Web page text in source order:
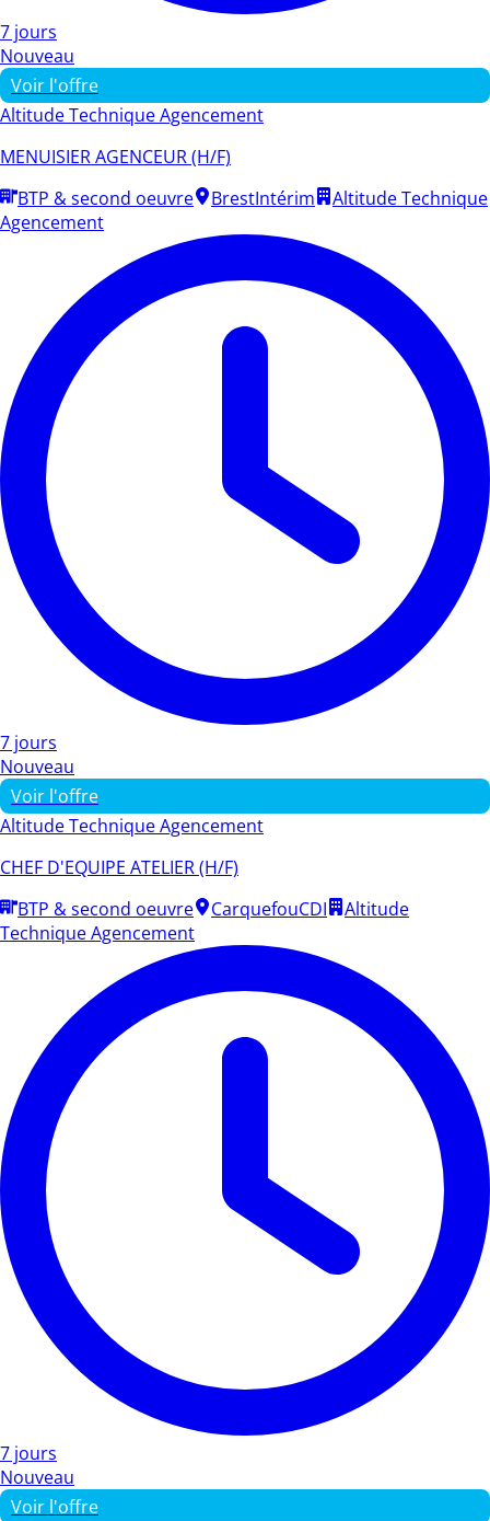
7 jours
Nouveau
Voir l'offre
Altitude Technique Agencement
MENUISIER AGENCEUR (H/F)
BTP & second oeuvre
BrestIntérim
Altitude Technique
Agencement
7 jours
Nouveau
Voir l'offre
Altitude Technique Agencement
CHEF D'EQUIPE ATELIER (H/F)
BTP & second oeuvre
CarquefouCDI
Altitude
Technique Agencement
7 jours
Nouveau
Voir l'offre